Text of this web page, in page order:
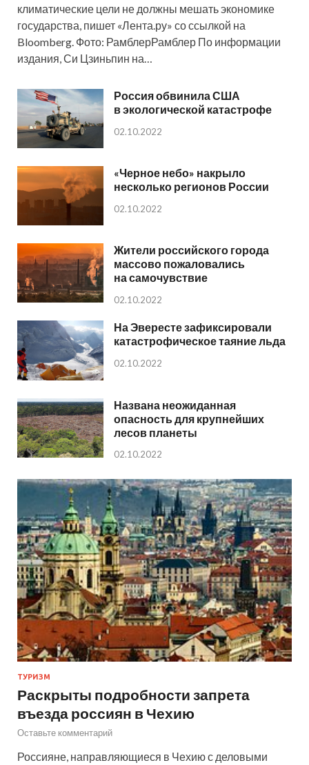
климатические цели не должны мешать экономике
государства, пишет «Лента.ру» со ссылкой на
Bloomberg. Фото: РамблерРамблер По информации
издания, Си Цзиньпин на…
Россия обвинила США
в экологической катастрофе
02.10.2022
«Черное небо» накрыло
несколько регионов России
02.10.2022
Жители российского города
массово пожаловались
на самочувствие
02.10.2022
На Эвересте зафиксировали
катастрофическое таяние льда
02.10.2022
Названа неожиданная
опасность для крупнейших
лесов планеты
02.10.2022
ТУРИЗМ
Раскрыты подробности запрета
въезда россиян в Чехию
Оставьте комментарий
Россияне, направляющиеся в Чехию с деловыми